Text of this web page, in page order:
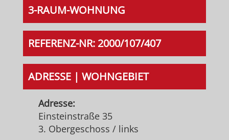
3-RAUM-WOHNUNG
REFERENZ-NR: 2000/107/407
ADRESSE | WOHNGEBIET
Adresse:
Einsteinstraße 35
3. Obergeschoss / links